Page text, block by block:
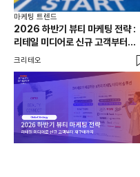
마케팅 트렌드
2026 하반기 뷰티 마케팅 전략 :
리테일 미디어로 신규 고객부터
재구매까지
크리테오